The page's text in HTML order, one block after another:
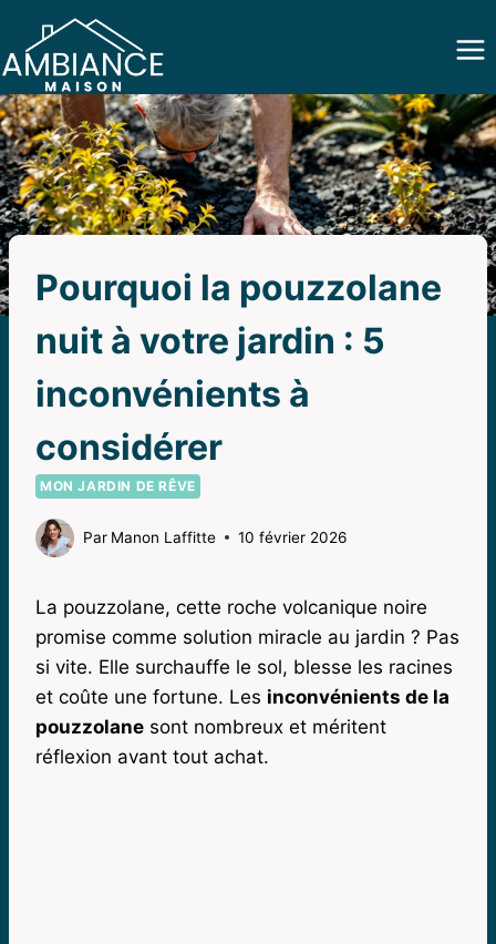
contenu
Pourquoi la pouzzolane
nuit à votre jardin : 5
inconvénients à
considérer
MON JARDIN DE RÊVE
Par Manon Laffitte 10 février 2026
La pouzzolane, cette roche volcanique noire
promise comme solution miracle au jardin ? Pas
si vite. Elle surchauffe le sol, blesse les racines
et coûte une fortune. Les inconvénients de la
pouzzolane sont nombreux et méritent
réflexion avant tout achat.